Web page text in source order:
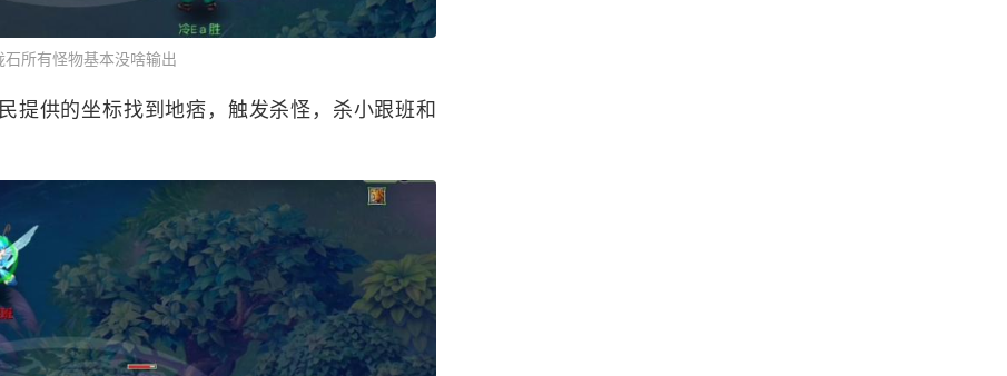
石所有怪物基本没啥输出
提供的坐标找到地痞，触发杀怪，杀小跟班和